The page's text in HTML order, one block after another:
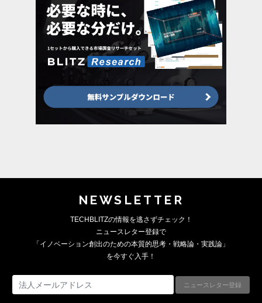
NEWSLETTER
TECHBLITZの情報を逃さずチェック！
ニュースレター登録で
「イノベーション創出のための本質的思考・戦略論・実践論」
を今すぐ入手！